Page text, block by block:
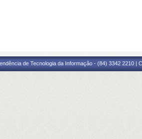
de Tecnologia da Informação - (84) 3342 2210